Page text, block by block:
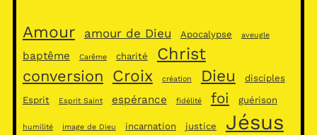
Amour amour de Dieu Apocalypse aveugle
baptême Carême charité Christ
conversion Croix création Dieu disciples
Esprit Esprit Saint espérance fidélité foi guérison
humilité image de Dieu incarnation justice Jésus